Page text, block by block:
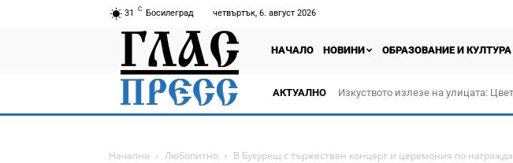
31 C Босилеград четвъртък, 6. август 2026
НАЧАЛО НОВИНИ ОБРАЗОВАНИЕ И КУЛТУРА
АКТУАЛНО Изкуството излезе на улицата:
Начална Любопитно В Букурещ с тържествен концерт и церемония по